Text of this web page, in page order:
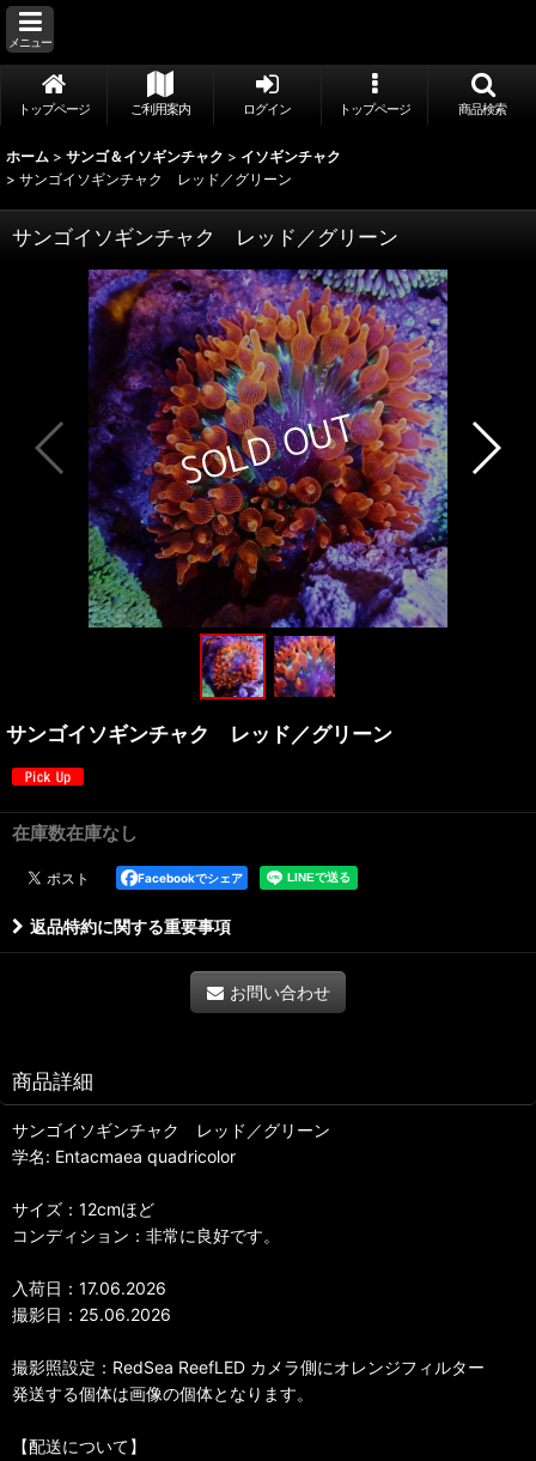
メニュー
トップページ ご利用案内 ログイン トップページ 商品検索
ホーム > サンゴ＆イソギンチャク > イソギンチャク
> サンゴイソギンチャク レッド／グリーン
サンゴイソギンチャク レッド／グリーン
サンゴイソギンチャク レッド／グリーン
在庫数在庫なし
Facebookでシェア
返品特約に関する重要事項
お問い合わせ
商品詳細
サンゴイソギンチャク レッド／グリーン
学名: Entacmaea quadricolor
サイズ：12cmほど
コンディション：非常に良好です。
入荷日：17.06.2026
撮影日：25.06.2026
撮影照設定：RedSea ReefLED カメラ側にオレンジフィルター
発送する個体は画像の個体となります。
【配送について】